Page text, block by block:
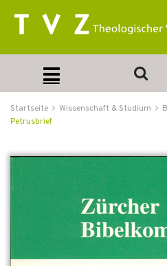
Startseite Wissenschaft & Studium
Petrusbrief